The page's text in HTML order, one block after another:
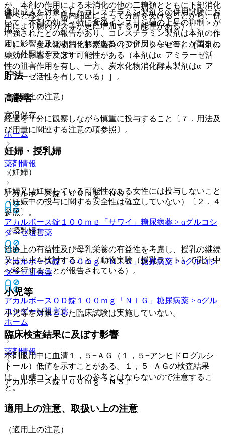
健康成人を対象としたコレスチラミン製剤との併用試験にお
いて、本剤の効果＜特に食後インスリン値の上昇の抑制＞が
増強されたとの報告があり、コレスチラミン製剤は本剤の作
用に影響を及ぼすおそれがあるので併用しないことが望まし
い（外国人データ）。
貯法
（保管上の注意）
室温保存。
ホーム
薬剤情報
アカルボース錠１００ｍｇ「ＮＳ」
アカルボース錠１００ｍｇ「サワイ」 糖尿病薬 > αグルコシ
ダーゼ阻害薬
アカルボース錠１００ｍｇ「ＮＩＧ」糖尿病薬 > αグルコシ
ダーゼ阻害薬
アカルボースＯＤ錠１００ｍｇ「ＮＩＧ」 糖尿病薬 > αグル
コシダーゼ阻害薬
ホーム
薬剤情報
アカルボース錠１００ｍｇ「ＮＳ」
が、本剤の作用による未消化の他の二糖類とともに下部消化
管へと移行し、腸内細菌によって分解を受けることから、併
用により腸内ガス等が更に増加する可能性がある）］。
６）． 炭水化物消化酵素製剤（ジアスターゼ等）［両剤の
薬効に影響を及ぼす可能性がある（本剤はα−アミラーゼ活
性の阻害作用を有し、一方、炭水化物消化酵素製剤はα−ア
ミラーゼ活性を有している）］。
高齢者
経過を十分に観察しながら慎重に投与すること〔７．用法及
び用量に関連する注意の項参照〕。
妊婦・授乳婦
（妊婦）
妊婦又は妊娠している可能性のある女性には投与しないこと
（妊娠中の投与に関する安全性は確立していない）〔２．４
参照〕。
（授乳婦）
治療上の有益性及び母乳栄養の有益性を考慮し、授乳の継続
又は中止を検討すること（動物実験（授乳ラット）で乳汁中
へ移行することが報告されている）。
小児等
小児等を対象とした臨床試験は実施していない。
臨床検査結果に及ぼす影響
本剤服用中に血清１，５−ＡＧ（１，５−アンヒドログルシ
トール）低値を示すことがある。１，５−ＡＧの検査結果
は、血糖コントロールの参考とはならないので注意するこ
と。
適用上の注意、取扱い上の注意
（適用上の注意）